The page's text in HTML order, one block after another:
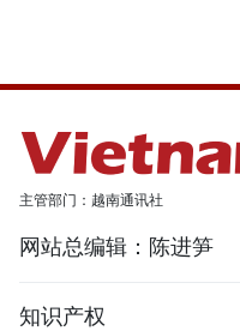
主管部门：越南通讯社
网站总编辑：陈进笋
知识产权